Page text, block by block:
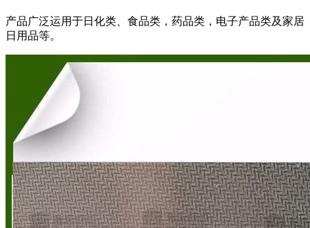
产品广泛运用于日化类、食品类，药品类，电子产品类及家居
日用品等。